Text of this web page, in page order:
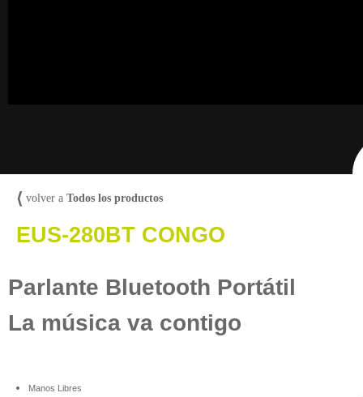
⟨ volver a Todos los productos
EUS-280BT CONGO
Parlante Bluetooth Portátil
La música va contigo
Manos Libres